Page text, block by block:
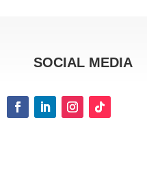
SOCIAL MEDIA